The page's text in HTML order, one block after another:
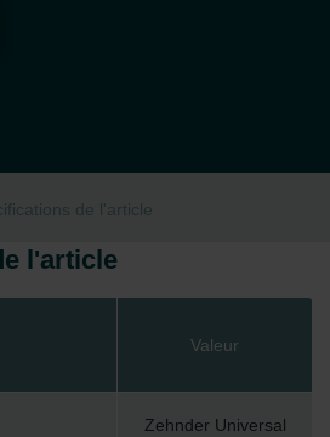
de l'article
l'article
Valeur
Zehnder Universal